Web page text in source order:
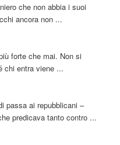
che non abbia i suoi
ancora non ...
forte che mai. Non si
chi entra viene ...
passa ai repubblicani –
predicava tanto contro ...